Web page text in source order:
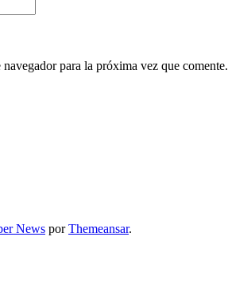
para la próxima vez que comente.
News porThemeansar.